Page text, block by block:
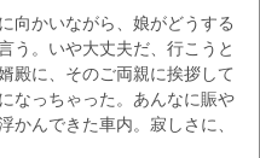
向かいながら、娘がどうする
う。いや大丈夫だ、行こうと
殿に、そのご両親に挨拶して
なっちゃった。あんなに賑や
かんできた車内。寂しさに、